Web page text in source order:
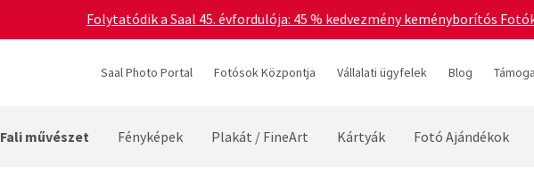
Folytatódik a Saal 45. évfordulója: 45 % kedvezmény keményborítós
Saal Photo Portal Fotósok Központja Vállalati ügyfelek Blog
Fali művészet Fényképek Plakát / FineArt Kártyák Fotó Ajándékok